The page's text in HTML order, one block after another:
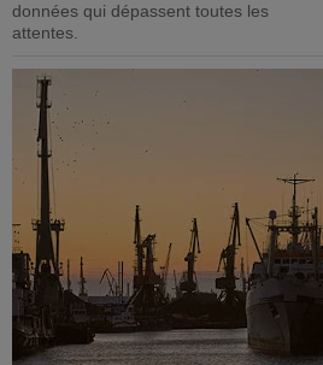
données qui dépassent toutes les
attentes.